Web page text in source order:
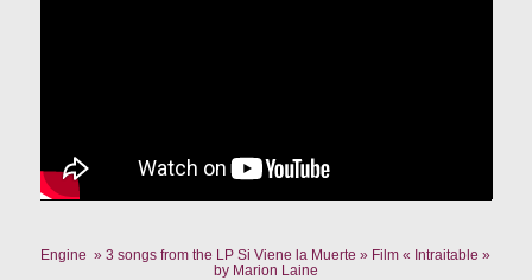
Engine » 3 songs from the LP Si Viene la Muerte » Film « Intraitable »
by Marion Laine